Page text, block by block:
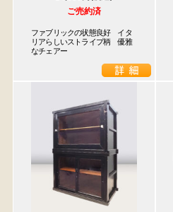
ご売約済
ファブリックの状態良好　イタ
リアらしいストライプ柄　優雅
なチェアー